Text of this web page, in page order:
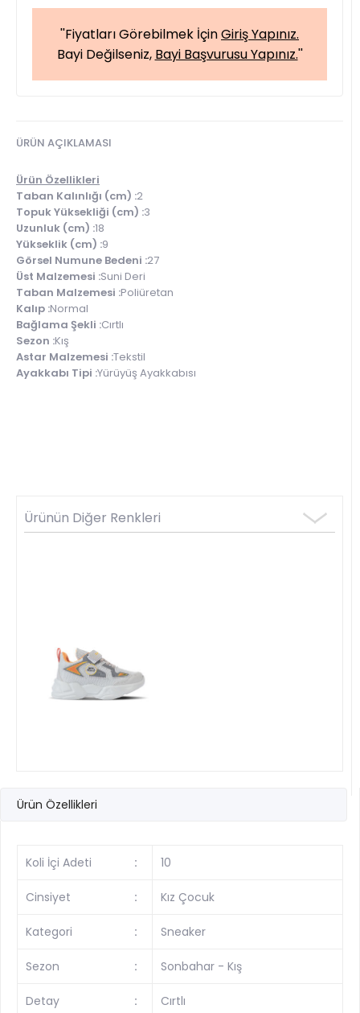
''Fiyatları Görebilmek İçinGiriş Yapınız.
Bayi Değilseniz, Bayi Başvurusu Yapınız.''
ÜRÜN AÇIKLAMASI
Ürün Özellikleri
Taban Kalınlığı (cm) :2
Topuk Yüksekliği (cm) :3
Uzunluk (cm) :18
Yükseklik (cm) :9
Görsel Numune Bedeni :27
Üst Malzemesi :Suni Deri
Taban Malzemesi :Poliüretan
Kalıp :Normal
Bağlama Şekli :Cırtlı
Sezon :Kış
Astar Malzemesi :Tekstil
Ayakkabı Tipi :Yürüyüş Ayakkabısı
Ürünün Diğer Renkleri
Ürün Özellikleri
Koli İçi Adeti : 10
Cinsiyet : Kız Çocuk
Kategori : Sneaker
Sezon : Sonbahar - Kış
Detay : Cırtlı